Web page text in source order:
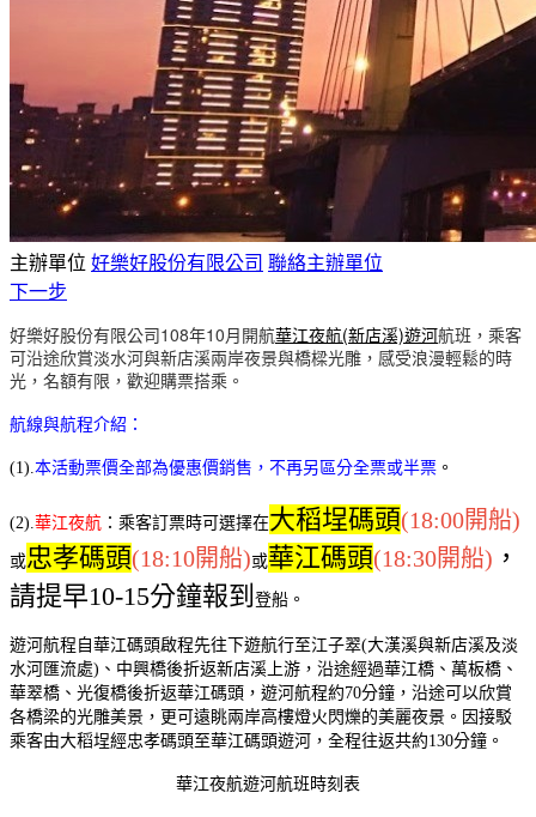
主辦單位 好樂好股份有限公司 聯絡主辦單位
下一步
好樂好股份有限公司108年10月開航華江夜航(新店溪)遊河航班，乘客
可沿途欣賞淡水河與新店溪兩岸夜景與橋樑光雕，感受浪漫輕鬆的時
光，名額有限，歡迎購票搭乘。 ​
航線與航程介紹：
(1). 本活動票價全部為優惠價銷售，不再另區分全票或半票 。
(2). 華江夜航 ： 乘客訂票時可選擇在大稻埕碼頭(18:00開船)
或忠孝碼頭(18:10開船)或華江碼頭(18:30開船) ，
請提早10-15分鐘報到 登船。
遊河航程自華江碼頭啟程先往下遊航行至江子翠(大漢溪與新店溪及淡
水河匯流處)、中興橋後折返新店溪上游，沿途經過華江橋、萬板橋、
華翠橋、光復橋後折返華江碼頭，遊河航程約70分鐘，沿途可以欣賞
各橋梁的光雕美景，更可遠眺兩岸高樓燈火閃爍的美麗夜景。因接駁
乘客由大稻埕經忠孝碼頭至華江碼頭遊河，全程往返共約130分鐘。
華江夜航遊河航班時刻表